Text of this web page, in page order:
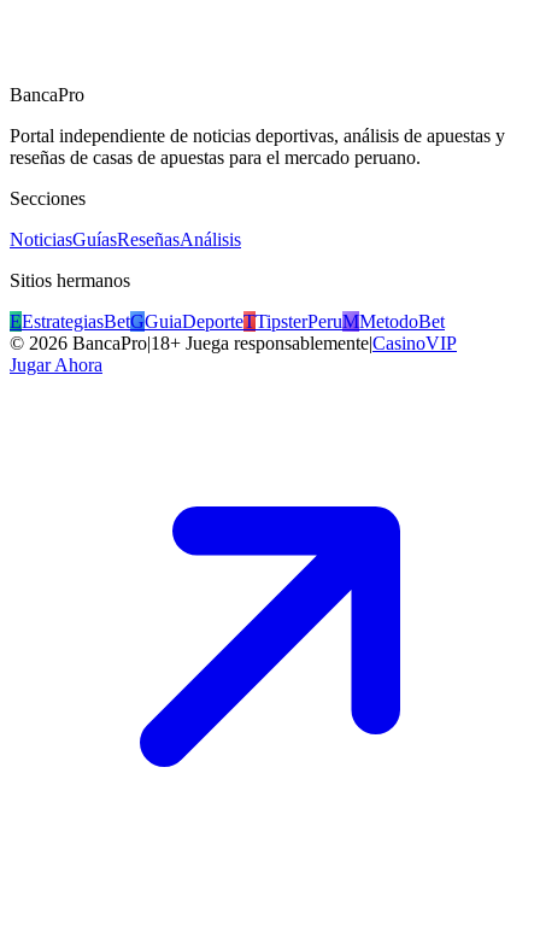
BancaPro
Portal independiente de noticias deportivas, análisis de apuestas y
reseñas de casas de apuestas para el mercado peruano.
Secciones
NoticiasGuíasReseñasAnálisis
Sitios hermanos
EEstrategiasBetGGuiaDeporteTTipsterPeruMMetodoBet
© 2026 BancaPro|18+ Juega responsablemente|CasinoVIP
Jugar Ahora